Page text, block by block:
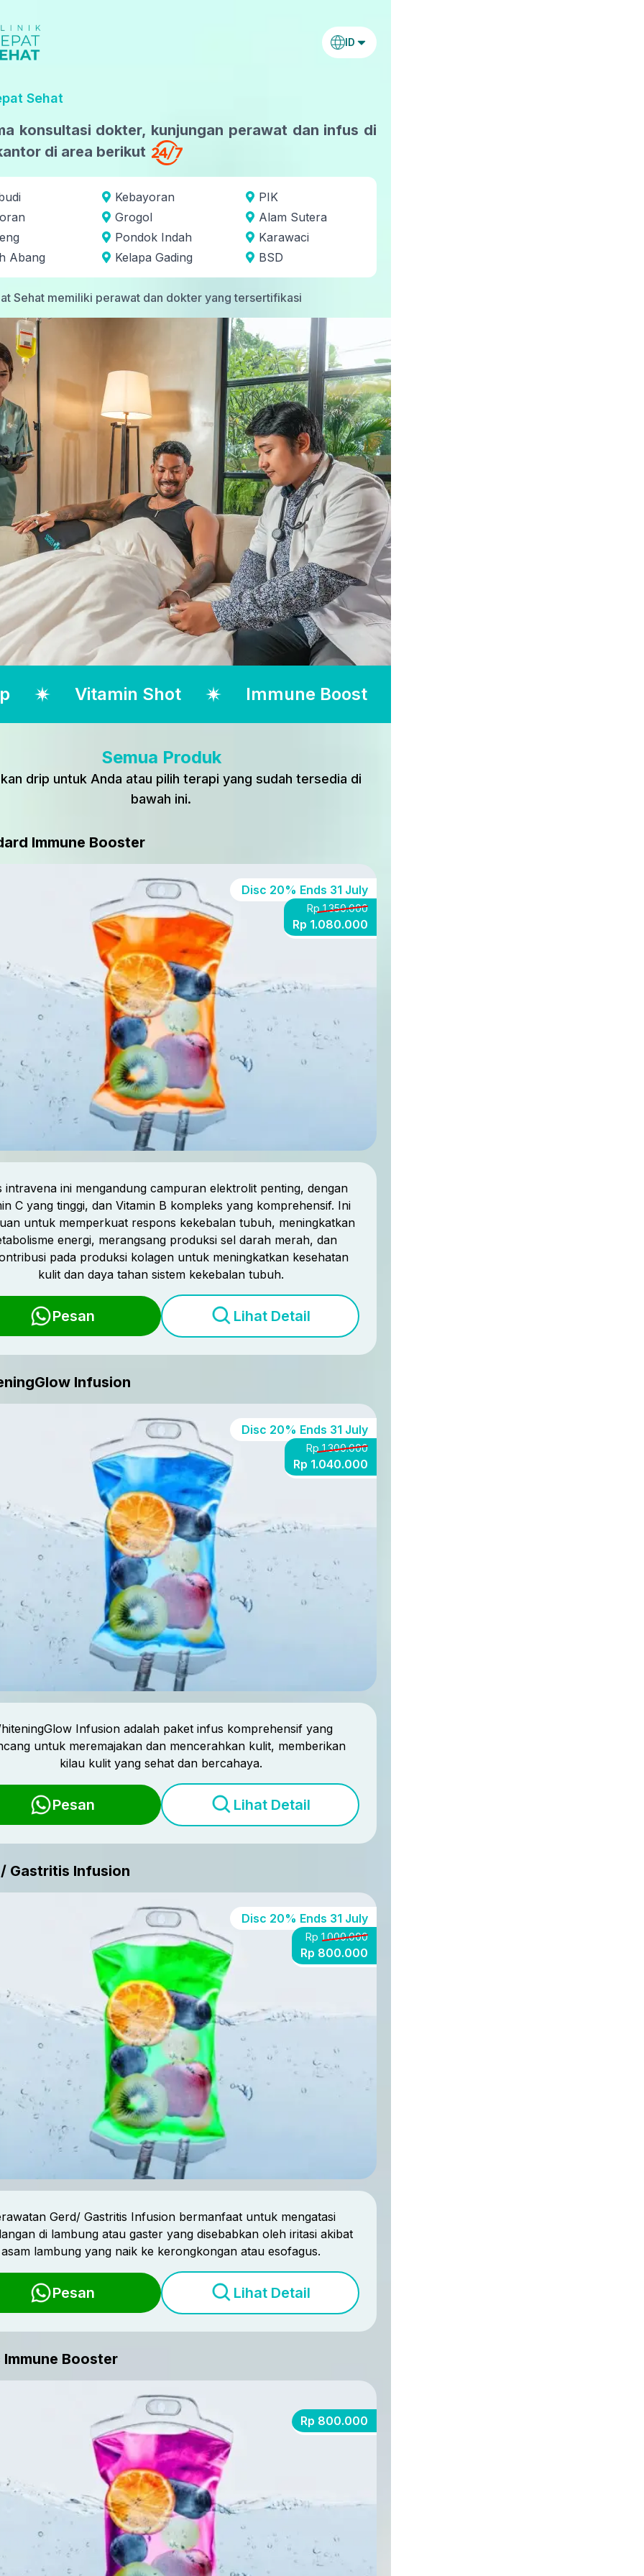
ID
Sehat
konsultasi dokter, kunjungan perawat dan infus di
di area berikut
Abang
Kebayoran
Grogol
Pondok Indah
Kelapa Gading
PIK
Alam Sutera
Karawaci
BSD
Sehat memiliki perawat dan dokter yang tersertifikasi
Vitamin Shot Immune Boost
Semua Produk
drip untuk Anda atau pilih terapi yang sudah tersedia di
bawah ini.
Immune Booster
Disc 20% Ends 31 July
Rp 1.350.000
Rp 1.080.000
intravena ini mengandung campuran elektrolit penting, dengan
C yang tinggi, dan Vitamin B kompleks yang komprehensif. Ini
untuk memperkuat respons kekebalan tubuh, meningkatkan
energi, merangsang produksi sel darah merah, dan
pada produksi kolagen untuk meningkatkan kesehatan
kulit dan daya tahan sistem kekebalan tubuh.
Pesan Lihat Detail
Infusion
Disc 20% Ends 31 July
Rp 1.300.000
Rp 1.040.000
Infusion adalah paket infus komprehensif yang
untuk meremajakan dan mencerahkan kulit, memberikan
kilau kulit yang sehat dan bercahaya.
Pesan Lihat Detail
Gastritis Infusion
Disc 20% Ends 31 July
Rp 1.000.000
Rp 800.000
Gerd/ Gastritis Infusion bermanfaat untuk mengatasi
di lambung atau gaster yang disebabkan oleh iritasi akibat
asam lambung yang naik ke kerongkongan atau esofagus.
Pesan Lihat Detail
Immune Booster
Rp 800.000